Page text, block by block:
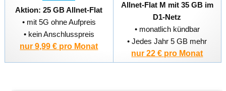
Aktion: 25 GB Allnet-Flat
• mit 5G ohne Aufpreis
• kein Anschlusspreis
nur 9,99 € pro Monat
Allnet-Flat M mit 35 GB im
D1-Netz
• monatlich kündbar
• Jedes Jahr 5 GB mehr
nur 22 € pro Monat